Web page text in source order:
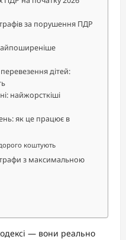
за порушення ПДР
дітей:
найжорсткіші
як це працює в
коштують
з максимальною
— вони реально